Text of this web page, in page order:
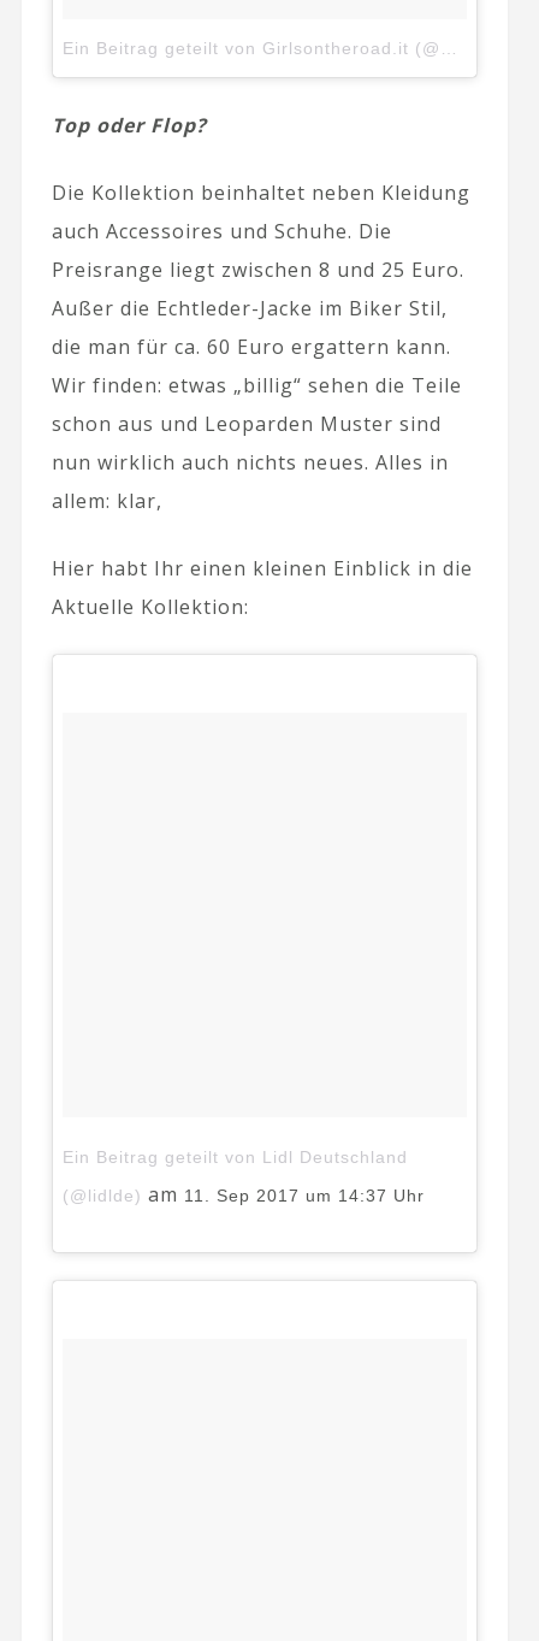
Top oder Flop?
Die Kollektion beinhaltet neben Kleidung
auch Accessoires und Schuhe. Die
Preisrange liegt zwischen 8 und 25 Euro.
Außer die Echtleder-Jacke im Biker Stil,
die man für ca. 60 Euro ergattern kann.
Wir finden: etwas „billig“ sehen die Teile
schon aus und Leoparden Muster sind
nun wirklich auch nichts neues. Alles in
allem: klar,
Hier habt Ihr einen kleinen Einblick in die
Aktuelle Kollektion:
Ein Beitrag geteilt von Lidl Deutschland
(@lidlde) am 11. Sep 2017 um 14:37 Uhr